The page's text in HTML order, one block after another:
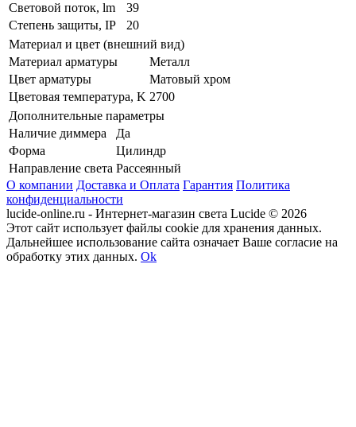
Световой поток, lm
39
Степень защиты, IP
20
Материал и цвет (внешний вид)
Материал арматуры
Металл
Цвет арматуры
Матовый хром
Цветовая температура, K 2700
Дополнительные параметры
Наличие диммера
Да
Форма
Цилиндр
Направление света Рассеянный
О компании Доставка и Оплата Гарантия Политика
конфиденциальности
lucide-online.ru - Интернет-магазин света Lucide © 2026
Этот сайт использует файлы cookie для хранения данных.
Дальнейшее использование сайта означает Ваше согласие на
обработку этих данных. Ok